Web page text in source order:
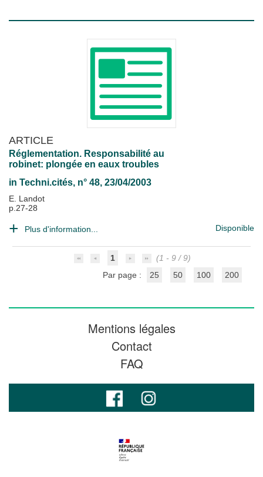
ARTICLE
Réglementation. Responsabilité au
robinet: plongée en eaux troubles
in Techni.cités, n° 48, 23/04/2003
E. Landot
p.27-28
Plus d'information... Disponible
1
(1 - 9 / 9)
Par page :
25 50 100 200
Mentions légales
Contact
FAQ